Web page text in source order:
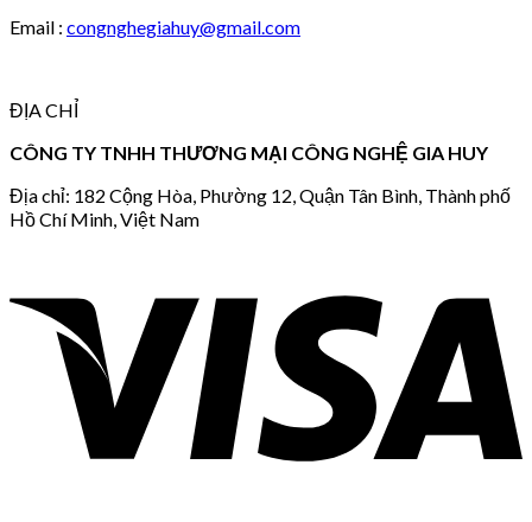
Email : congnghegiahuy@gmail.com
ĐỊA CHỈ
CÔNG TY TNHH THƯƠNG MẠI CÔNG NGHỆ GIA HUY
Địa chỉ: 182 Cộng Hòa, Phường 12, Quận Tân Bình, Thành phố
Hồ Chí Minh, Việt Nam